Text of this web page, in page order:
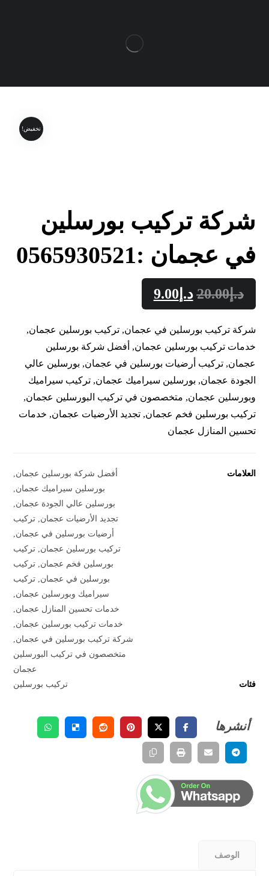
تخفيض!
شركة تركيب بورسلين
في عجمان :0565930521
د.إ20.00 د.إ 9.00
شركة تركيب بورسلين في عجمان, تركيب بورسلين عجمان,
خدمات تركيب بورسلين عجمان, أفضل شركة بورسلين
عجمان, تركيب أرضيات بورسلين في عجمان, بورسلين عالي
الجودة عجمان, بورسلين سيراميك عجمان, تركيب سيراميك
وبورسلين عجمان, متخصصون في تركيب البورسلين عجمان,
تركيب بورسلين فخم عجمان, تجديد الأرضيات عجمان, خدمات
تحسين المنازل عجمان
العلامات أفضل شركة بورسلين عجمان,
بورسلين سيراميك عجمان,
بورسلين عالي الجودة عجمان,
تجديد الأرضيات عجمان, تركيب
أرضيات بورسلين في عجمان,
تركيب بورسلين عجمان, تركيب
بورسلين فخم عجمان, تركيب
بورسلين في عجمان, تركيب
سيراميك وبورسلين عجمان,
خدمات تحسين المنازل عجمان,
خدمات تركيب بورسلين عجمان,
شركة تركيب بورسلين في عجمان,
متخصصون في تركيب البورسلين
عجمان
فئات
تركيب بورسلين
الوصف